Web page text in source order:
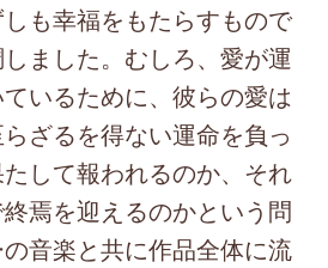
も幸福をもたらすもので
ました。むしろ、愛が運
いるために、彼らの愛は
ざるを得ない運命を負っ
して報われるのか、それ
焉を迎えるのかという問
音楽と共に作品全体に流